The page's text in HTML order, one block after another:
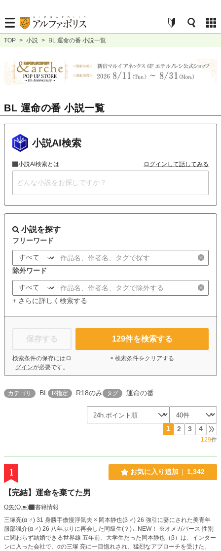
TOP > 小説 > BL 運命の番 小説一覧
BL 運命の番 小説一覧
小説AI検索
小説AI検索とは ログインして話してみる
小説を探す
フリーワード
除外ワード
+ さらに詳しく検索する
保存する
検索条件の保存には ロ
グインが必要です。
129件を検索する
× 検索条件をクリアする
カテゴリ BL R指定 R18のみ タグ 運命の番
1 2 3 4
129件
1 お気に入り追加 1,342
【完結】運命を棄てた男
Q矢(Q.➽)
書籍情報
三塚亮(α ♂) 31 身勝手傲慢浮気夫 × 岡本静也(β ♂) 26 強引に妻にされた美青年
服部颯介(α ♂) 26 八年ぶりに再会した同級生(？)←NEW！ ※オメガバース 性別
に関わらず結婚できる世界線 五年前、大学生だった岡本静也（β）は、インター
ンに入った会社で、αの三塚 亮に一目惚れされ、猛烈なアプローチを受けた。